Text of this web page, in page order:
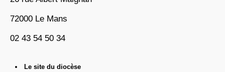
72000 Le Mans
02 43 54 50 34
Le site du diocèse